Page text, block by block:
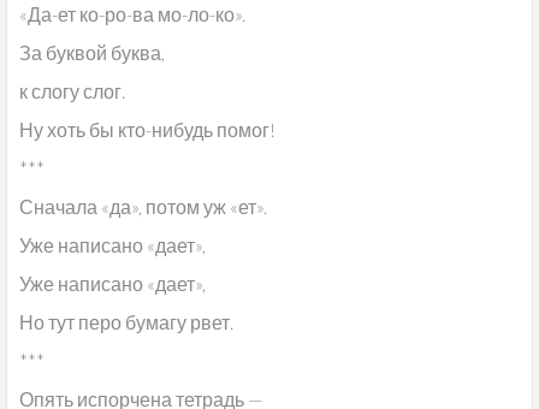
«Да-ет ко-ро-ва мо-ло-ко».
За буквой буква,
к слогу слог.
Ну хоть бы кто-нибудь помог!
***
Сначала «да», потом уж «ет».
Уже написано «дает»,
Уже написано «дает»,
Но тут перо бумагу рвет.
***
Опять испорчена тетрадь —